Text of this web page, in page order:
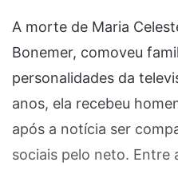
A morte de Maria
Bonemer, comoveu
personalidades da
anos, ela recebeu
após a notícia ser
sociais pelo neto. Entre